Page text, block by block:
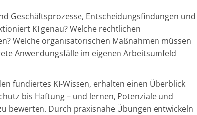
Geschäftsprozesse, Entscheidungsfindungen und
KI genau? Welche rechtlichen
Welche organisatorischen Maßnahmen müssen
Anwendungsfälle im eigenen Arbeitsumfeld
fundiertes KI-Wissen, erhalten einen Überblick
bis Haftung – und lernen, Potenziale und
bewerten. Durch praxisnahe Übungen entwickeln